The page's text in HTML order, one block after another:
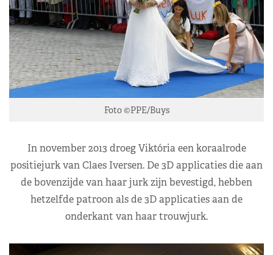
Foto ©PPE/Buys
In november 2013 droeg Viktória een koraalrode
positiejurk van Claes Iversen. De 3D applicaties die aan
de bovenzijde van haar jurk zijn bevestigd, hebben
hetzelfde patroon als de 3D applicaties aan de
onderkant van haar trouwjurk.